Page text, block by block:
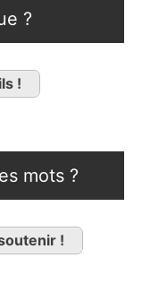
?
!
mots ?
!